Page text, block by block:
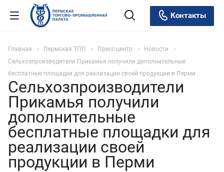
Контакты
Главная Пермская ТПП Пресс-центр
Новости
Сельхозпроизводители Прикамья получили дополнительные
бесплатные площадки для реализации своей продукции в Перми
Сельхозпроизводители
Прикамья получили
дополнительные
бесплатные площадки для
реализации своей
продукции в Перми